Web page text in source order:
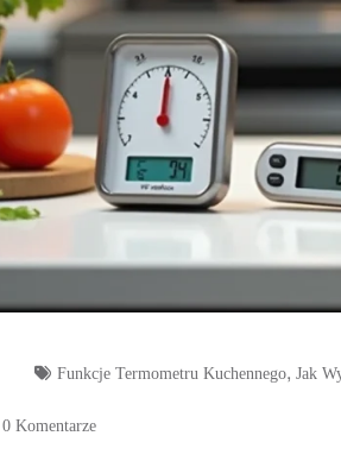
Funkcje Termometru Kuchennego, Jak
0 Komentarze